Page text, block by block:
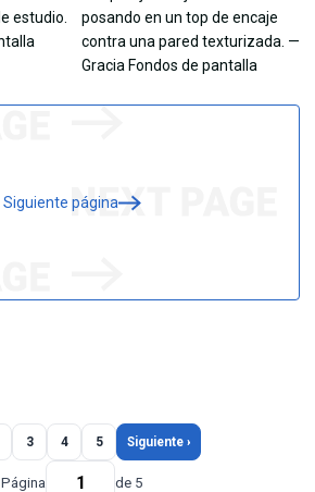
Siguiente página
3 4 5 Siguiente ›
Página de 5